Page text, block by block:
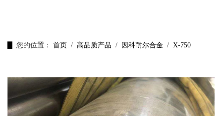
您的位置： 首页 / 高品质产品 / 因科耐尔合金 / X-750